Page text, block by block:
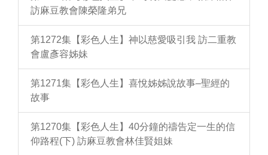
訪麻豆教會陳榮隆弟兄
第1272集【彩色人生】神以慈愛吸引我 訪二重教
會盧彥容姊妹
第1271集【彩色人生】喜悅姊姊說故事–聖經的
故事
第1270集【彩色人生】40分鐘的禱告定一生的信
仰路程(下) 訪麻豆教會林佳賢姐妹